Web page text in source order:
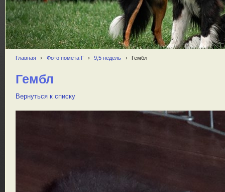
Главная › Фото помета Г › 9,5 недель › Гембл
Гембл
Вернуться к списку